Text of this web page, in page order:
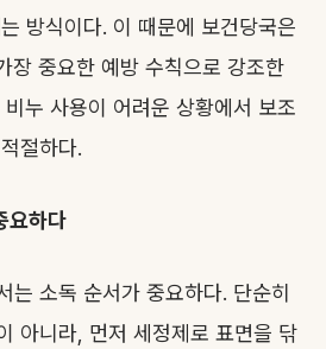
방식이다. 이 때문에 보건당국은
장 중요한 예방 수칙으로 강조한
누 사용이 어려운 상황에서 보조
절하다.
요하다
는 소독 순서가 중요하다. 단순히
아니라, 먼저 세정제로 표면을 닦